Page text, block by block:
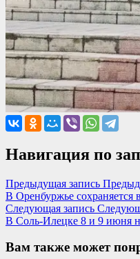
Навигация по
Предыдущая запись
В Оренбуржье
Следующая запись
В Соль-Илецке 8 и 9 июня
Вам также может